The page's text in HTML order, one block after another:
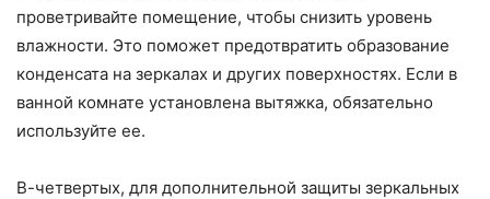
проветривайте помещение, чтобы снизить уровень
влажности. Это поможет предотвратить образование
конденсата на зеркалах и других поверхностях. Если в
ванной комнате установлена вытяжка, обязательно
используйте ее.
В-четвертых, для дополнительной защиты зеркальных